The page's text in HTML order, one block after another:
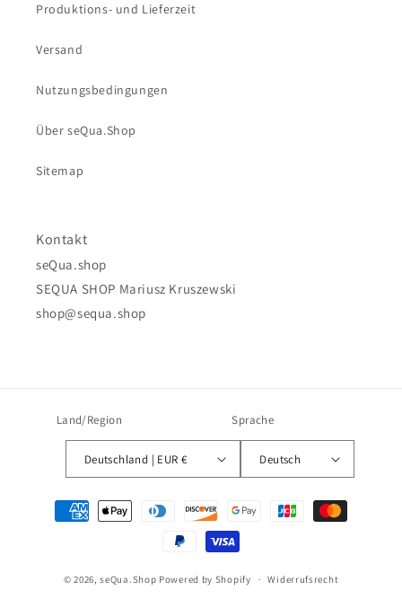
Produktions- und Lieferzeit
Versand
Nutzungsbedingungen
Über seQua.Shop
Sitemap
Kontakt
seQua.shop
SEQUA SHOP Mariusz Kruszewski
shop@sequa.shop
Land/Region
Deutschland | EUR €
Sprache
Deutsch
Zahlungsmethoden
© 2026,seQua.Shop Powered by Shopify Widerrufsrecht